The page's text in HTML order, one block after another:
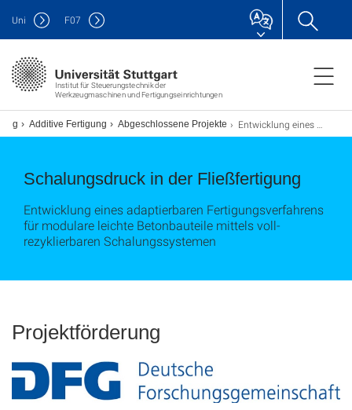
Institut für Steuerungstechnik der
Werkzeugmaschinen und Fertigungseinrichtungen
Uni F07
Additive Fertigung Abgeschlossene Projekte Entwicklung eines adaptierbaren Fertigungsverfahrens für modulare leichte Betonbauteile mittels voll-rezyklierbaren Schalungssystemen
Schalungsdruck in der Fließfertigung
Entwicklung eines adaptierbaren Fertigungsverfahrens
für modulare leichte Betonbauteile mittels voll-
rezyklierbaren Schalungssystemen
Projektförderung